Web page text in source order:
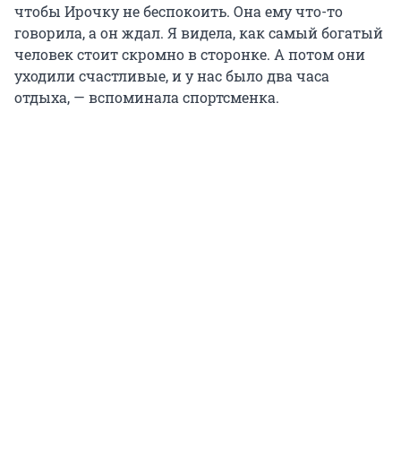
чтобы Ирочку не беспокоить. Она ему что-то
говорила, а он ждал. Я видела, как самый богатый
человек стоит скромно в сторонке. А потом они
уходили счастливые, и у нас было два часа
отдыха, — вспоминала спортсменка.